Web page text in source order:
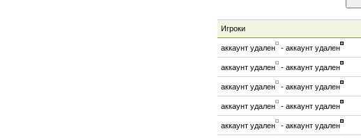
Игроки
аккаунт удален - аккаунт удален
аккаунт удален - аккаунт удален
аккаунт удален - аккаунт удален
аккаунт удален - аккаунт удален
аккаунт удален - аккаунт удален